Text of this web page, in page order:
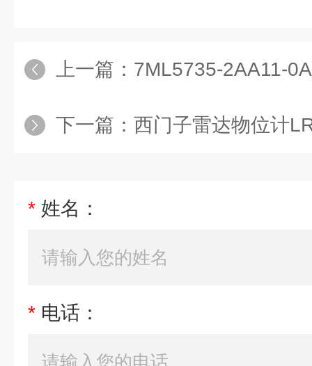
上一篇： 7ML5735-2AA11-
下一篇： 西门子雷达物位计
* 姓名：
* 电话：